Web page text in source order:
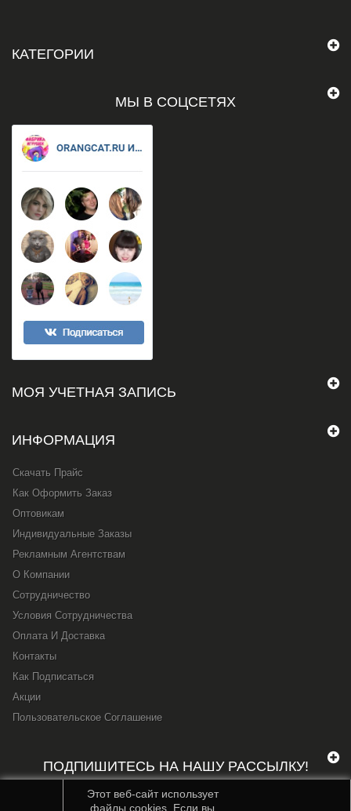
КАТЕГОРИИ
МЫ В СОЦСЕТЯХ
МОЯ УЧЕТНАЯ ЗАПИСЬ
ИНФОРМАЦИЯ
Скачать Прайс
Как Оформить Заказ
Оптовикам
Индивидуальные Заказы
Рекламным Агентствам
О Компании
Сотрудничество
Условия Сотрудничества
Оплата И Доставка
Контакты
Как Подписаться
Акции
Пользовательское Соглашение
ПОДПИШИТЕСЬ НА НАШУ РАССЫЛКУ!
Этот веб-сайт использует
файлы cookies. Если вы